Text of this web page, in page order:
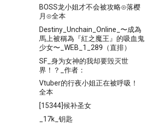
BOSS龙小姐才不会被攻略⊙落樱
月⊙全本
Destiny_Unchain_Online_〜成為
馬上被稱為『紅之魔王』的吸血鬼
少女〜_WEB_1_289（直排）
SF_身为女神的我却要毁灭世
界！？_作者：
Vtuber的行夜小姐正在被呼吸！
全本
[15344]候补圣女
_17k_钥匙